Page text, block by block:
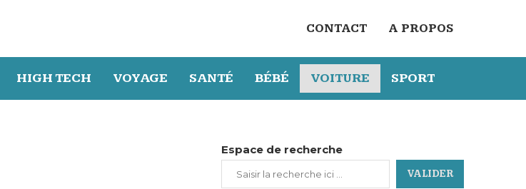
CONTACT A PROPOS
HIGH TECH VOYAGE SANTÉ BÉBÉ VOITURE SPORT
Espace de recherche
VALIDER